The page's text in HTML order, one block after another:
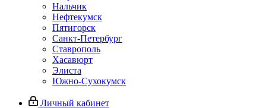
Нальчик
Нефтекумск
Пятигорск
Санкт-Петербург
Ставрополь
Хасавюрт
Элиста
Южно-Сухокумск
Личный кабинет